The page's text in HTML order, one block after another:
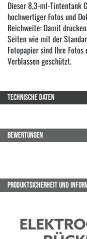
Dieser 8,3-ml-Tintentank
hochwertiger Fotos und
Reichweite: Damit
Seiten wie mit der
Fotopapier sind Ihre
Verblassen geschützt.
TECHNISCHE DATEN
BEWERTUNGEN
PRODUKTSICHERHEIT UND